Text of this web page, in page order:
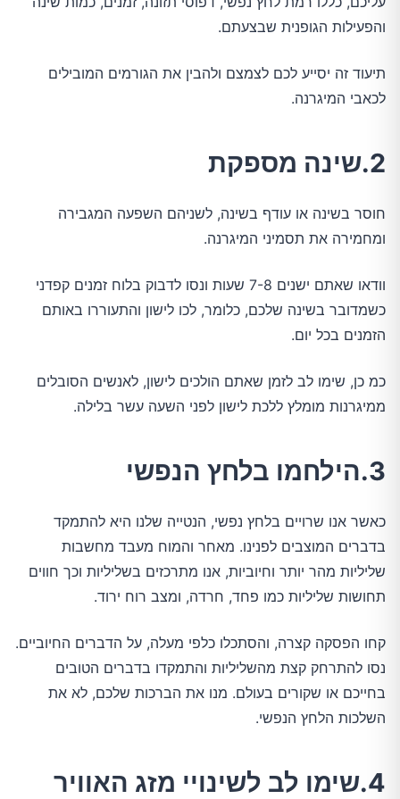
והפעילות הגופנית שבצעתם.
תיעוד זה יסייע לכם לצמצם ולהבין את הגורמים המובילים
לכאבי המיגרנה.
2.שינה מספקת
חוסר בשינה או עודף בשינה, לשניהם השפעה המגבירה
ומחמירה את תסמיני המיגרנה.
וודאו שאתם ישנים 7-8 שעות ונסו לדבוק בלוח זמנים קפדני
כשמדובר בשינה שלכם, כלומר, לכו לישון והתעוררו באותם
הזמנים בכל יום.
כמ כן, שימו לב לזמן שאתם הולכים לישון, לאנשים הסובלים
ממיגרנות מומלץ ללכת לישון לפני השעה עשר בלילה.
3.הילחמו בלחץ הנפשי
כאשר אנו שרויים בלחץ נפשי, הנטייה שלנו היא להתמקד
בדברים המוצבים לפנינו. מאחר והמוח מעבד מחשבות
שליליות מהר יותר וחיוביות, אנו מתרכזים בשליליות וכך חווים
תחושות שליליות כמו פחד, חרדה, ומצב רוח ירוד.
קחו הפסקה קצרה, והסתכלו כלפי מעלה, על הדברים החיוביים.
נסו להתרחק קצת מהשליליות והתמקדו בדברים הטובים
בחייכם או שקורים בעולם. מנו את הברכות שלכם, לא את
השלכות הלחץ הנפשי.
4.שימו לב לשינויי מזג האוויר